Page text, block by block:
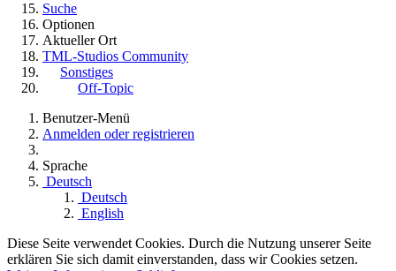
Suche
Optionen
Aktueller Ort
TML-Studios Community
Sonstiges
Off-Topic
Benutzer-Menü
Anmelden oder registrieren
Sprache
Deutsch
Deutsch
English
Diese Seite verwendet Cookies. Durch die Nutzung unserer Seite
erklären Sie sich damit einverstanden, dass wir Cookies setzen.